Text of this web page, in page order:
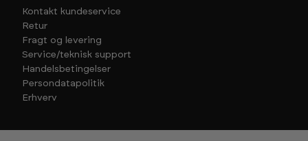
Kontakt kundeservice
Retur
Fragt og levering
Service/teknisk support
Handelsbetingelser
Persondatapolitik
Erhverv